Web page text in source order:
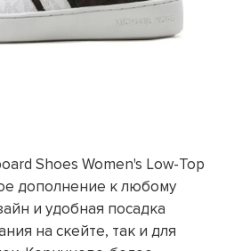
Shoes Women's Low-Top
дополнение к любому
и удобная посадка
на скейте, так и для